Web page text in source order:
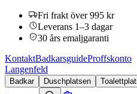
Fri frakt över 995 kr
Leverans 1–3 dagar
30 års emaljgaranti
KontaktBadkarsguideProffskonto
Langenfeld
Badkar Duschplatsen